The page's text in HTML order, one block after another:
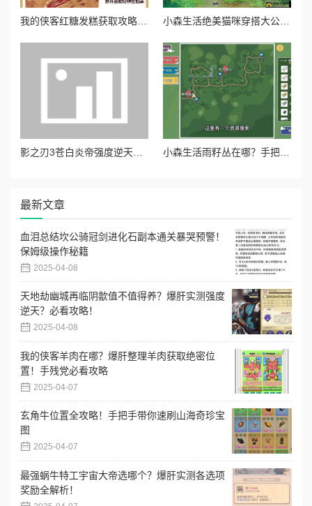
小森生活绝美猫咪穿搭大公开！超全获取攻略一次收齐
小森生活雨籽丛在哪？手把手教你找绝美打卡点！
最新文章
血泪总结坎公骑冠剑进化石副本通关暴哭预警！
保姆级操作秘籍
2025-04-08
天地劫幽城再临阴歙值不值得养？爆肝实测强度
逆天？必看攻略！
2025-04-08
我的侠客羊肉在哪？爆肝整理羊肉获取绝密位
置！手残党必看攻略
2025-04-07
玄角牛位置全攻略！手把手带你速刷山海奇珍宝
图
2025-04-07
最强蜗牛特工宇宙大帝选哪个？爆肝实测各选项
奖励全解析！